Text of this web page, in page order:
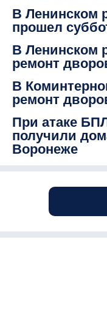
В Ленинском
прошел
В Ленинском
ремонт
В
ремонт
При атаке
получили
Воронеже